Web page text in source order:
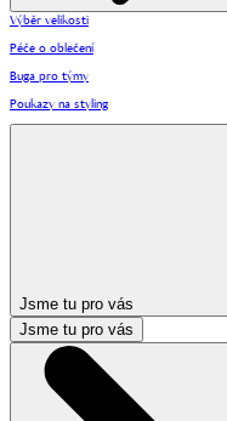
Výběr velikosti
Péče o oblečení
Buga pro týmy
Poukazy na styling
Jsme tu pro vás
Jsme tu pro vás